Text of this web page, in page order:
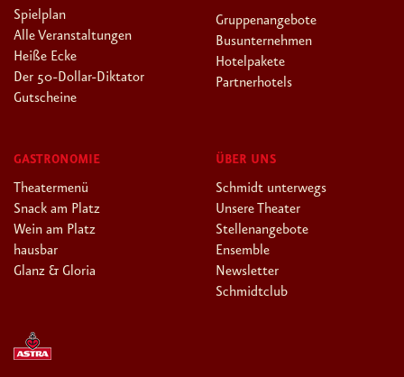
Spielplan
Alle Veranstaltungen
Heiße Ecke
Der 50-Dollar-Diktator
Gutscheine
Gruppenangebote
Busunternehmen
Hotelpakete
Partnerhotels
GASTRONOMIE
Theatermenü
Snack am Platz
Wein am Platz
hausbar
Glanz & Gloria
ÜBER UNS
Schmidt unterwegs
Unsere Theater
Stellenangebote
Ensemble
Newsletter
Schmidtclub